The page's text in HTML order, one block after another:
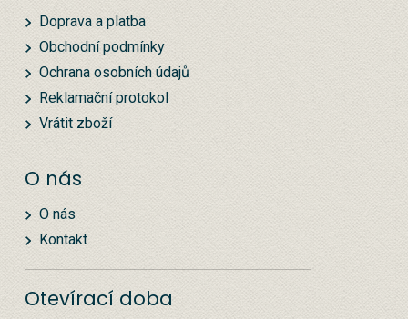
Doprava a platba
Obchodní podmínky
Ochrana osobních údajů
Reklamační protokol
Vrátit zboží
O nás
O nás
Kontakt
Otevírací doba